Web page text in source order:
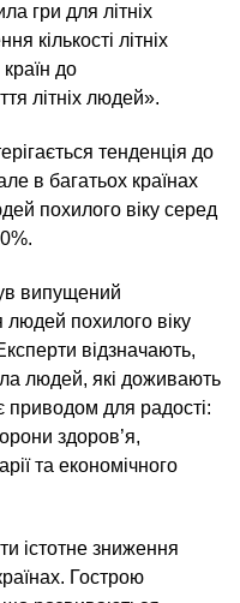
гри для літніх
кількості літніх
до
літніх людей».
тенденція до
в багатьох країнах
похилого віку серед
випущений
похилого віку
відзначають,
людей, які доживають
приводом для радості:
здоров’я,
та економічного
істотне зниження
Гострою